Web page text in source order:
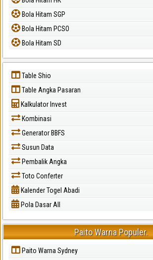
Bola Hitam SGP
Bola Hitam PCSO
Bola Hitam SD
Table Shio
Table Angka Pasaran
Kalkulator Invest
Kombinasi
Generator BBFS
Susun Data
Pembalik Angka
Toto Conferter
Kalender Togel Abadi
Pola Dasar All
Paito Warna Populer.
Paito Warna Sydney